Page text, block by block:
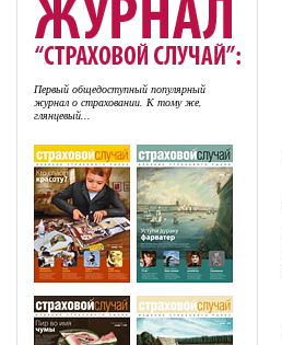
Первый общедоступный популярный
журнал о страховании. К тому же,
глянцевый...